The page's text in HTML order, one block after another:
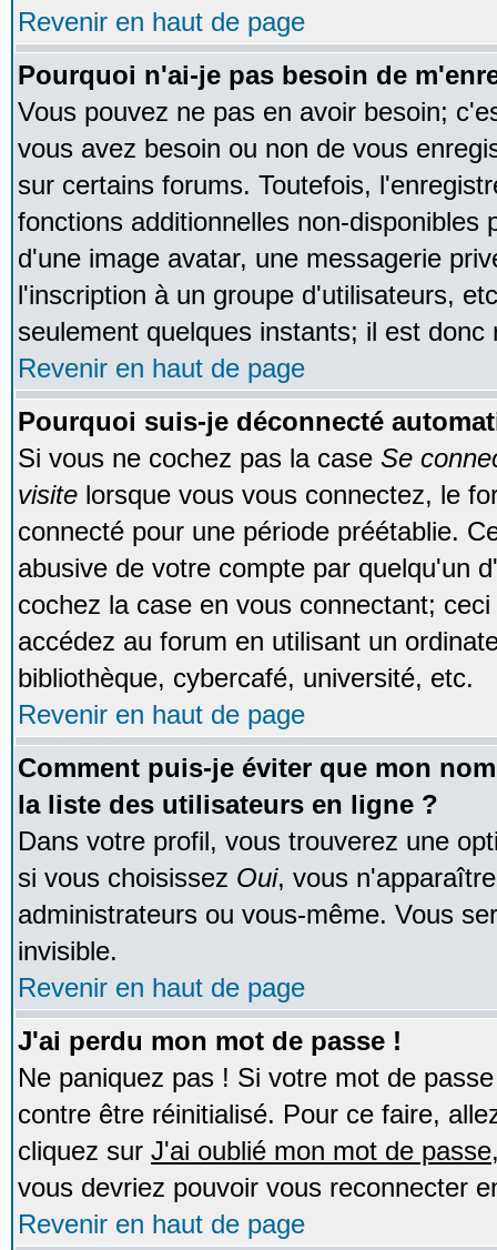
Revenir en haut de page
Pourquoi n'ai-je pas besoin de
Vous pouvez ne pas en avoir besoin;
vous avez besoin ou non de vous
sur certains forums. Toutefois,
fonctions additionnelles non-disponibles
d'une image avatar, une messagerie
l'inscription à un groupe d'utilisateurs,
seulement quelques instants; il est
Revenir en haut de page
Pourquoi suis-je déconnecté
Si vous ne cochez pas la case Se
visite lorsque vous vous connectez, le
connecté pour une période préétablie.
abusive de votre compte par quelqu'un
cochez la case en vous connectant;
accédez au forum en utilisant un
bibliothèque, cybercafé, université, etc.
Revenir en haut de page
Comment puis-je éviter que mon
la liste des utilisateurs en ligne ?
Dans votre profil, vous trouverez une
si vous choisissez Oui, vous
administrateurs ou vous-même. Vous
invisible.
Revenir en haut de page
J'ai perdu mon mot de passe !
Ne paniquez pas ! Si votre mot de
contre être réinitialisé. Pour ce faire,
cliquez sur J'ai oublié mon mot de passe
vous devriez pouvoir vous reconnecter
Revenir en haut de page